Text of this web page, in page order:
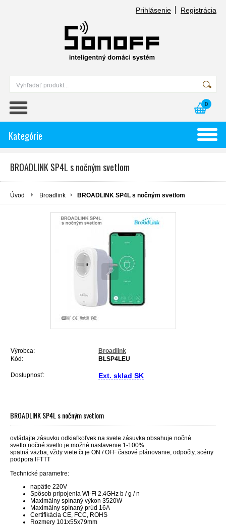
Prihlásenie Registrácia
0
Kategórie
BROADLINK SP4L s nočným svetlom
Úvod Broadlink BROADLINK SP4L s nočným svetlom
Výrobca:
Broadlink
Kód:
BLSP4LEU
Dostupnosť: Ext. sklad SK
BROADLINK SP4L s nočným svetlom
ovládajte zásuvku odkiaľkoľvek na svete zásuvka obsahuje nočné
svetlo nočné svetlo je možné nastavenie 1-100%
spätná väzba, vždy viete či je ON / OFF časové plánovanie, odpočty, scény
podpora IFTTT
Technické parametre:
napätie 220V
Spôsob pripojenia Wi-Fi 2.4GHz b / g / n
Maximálny spínaný výkon 3520W
Maximálny spínaný prúd 16A
Certifikácia CE, FCC, ROHS
Rozmery 101x55x79mm